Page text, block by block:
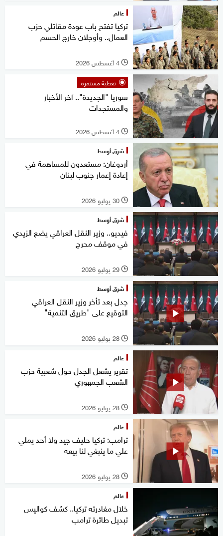
عالم
تركيا تفتح باب عودة مقاتلي حزب
العمال.. وأوجلان خارج الحسم
l 4 أغسطس 2026
تغطية مستمرة
سوريا "الجديدة".. آخر الأخبار
والمستجدات
l 4 أغسطس 2026
شرق أوسط
أردوغان: مستعدون للمساهمة في
إعادة إعمار جنوب لبنان
l 30 يوليو 2026
شرق أوسط
فيديو.. وزير النقل العراقي يضع الزيدي
في موقف محرج
l 29 يوليو 2026
شرق أوسط
جدل بعد تأخر وزير النقل العراقي
التوقيع على "طريق التنمية"
l 28 يوليو 2026
عالم
تقرير يشعل الجدل حول شعبية حزب
الشعب الجمهوري
l 28 يوليو 2026
عالم
ترامب: تركيا حليف جيد ولا أحد يملي
علي ما ينبغي لنا بيعه
l 28 يوليو 2026
عالم
خلال مغادرته تركيا.. كشف كواليس
تبديل طائرة ترامب